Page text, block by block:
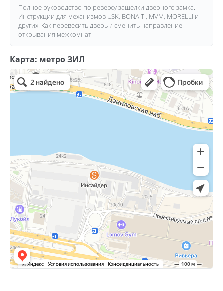
Полное руководство по реверсу защелки дверного замка.
Инструкции для механизмов USK, BONAITI, MVM, MORELLI и
других. Как перевесить дверь и сменить направление
открывания межкомнат
Карта: метро ЗИЛ